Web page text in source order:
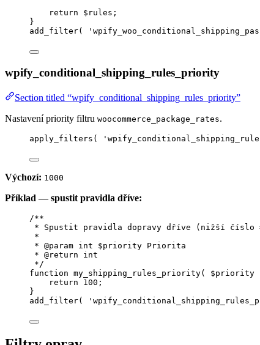
return
$rules ;
}
add_filter( '
wpify_conditional_shipping_rules_priority
Section titled “wpify_conditional_shipping_rules_priority”
Nastavení priority filtru woocommerce_package_rates.
apply_filters ( '
Výchozí: 1000
Příklad — spustit pravidla dříve:
/**
* Spustit pravidla dopravy dříve (nižší
*
* @param int $priority Priorita
* @return
int
*/
function my_shipping_rules_priority( $priority
return
100 ;
}
add_filter( '